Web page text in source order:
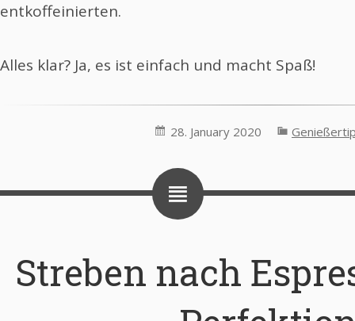
entkoffeinierten.
Alles klar? Ja, es ist einfach und macht Spaß!
28. January 2020
Streben nach